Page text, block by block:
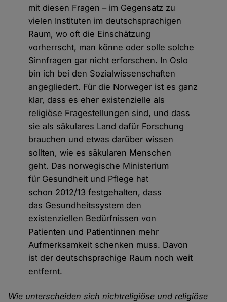
mit diesen Fragen – im Gegensatz zu
vielen Instituten im deutschsprachigen
Raum, wo oft die Einschätzung
vorherrscht, man könne oder solle solche
Sinnfragen gar nicht erforschen. In Oslo
bin ich bei den Sozialwissenschaften
angegliedert. Für die Norweger ist es ganz
klar, dass es eher existenzielle als
religiöse Fragestellungen sind, und dass
sie als säkulares Land dafür Forschung
brauchen und etwas darüber wissen
sollten, wie es säkularen Menschen
geht. Das norwegische Ministerium
für Gesundheit und Pflege hat
schon 2012/13 festgehalten, dass
das Gesundheitssystem den
existenziellen Bedürfnissen von
Patienten und Patientinnen mehr
Aufmerksamkeit schenken muss. Davon
ist der deutschsprachige Raum noch weit
entfernt.
Wie unterscheiden sich nichtreligiöse und religiöse